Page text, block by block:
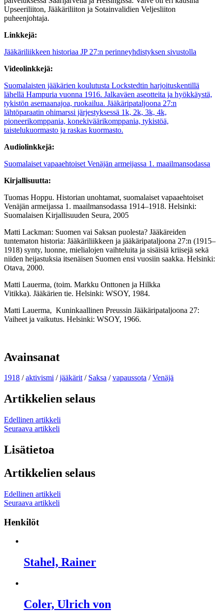
Upseeriliiton, Jääkäriliiton ja Sotainvalidien Veljesliiton
puheenjohtaja.
Linkkejä:
Jääkäriliikkeen historiaa JP 27:n perinneyhdistyksen sivustolla
Videolinkkejä:
Suomalaisten jääkärien koulutusta Lockstedtin harjoituskentillä
lähellä Hampuria vuonna 1916. Jalkaväen aseotteita ja hyökkäystä,
tykistön asemaanajoa, ruokailua. Jääkäripataljoona 27:n
lähtöparaatin ohimarssi järjestyksessä 1k, 2k, 3k, 4k,
pioneerikomppania, konekiväärikomppania, tykistöä,
taistelukuormasto ja raskas kuormasto.
Audiolinkkejä:
Suomalaiset vapaaehtoiset Venäjän armeijassa 1. maailmansodassa
Kirjallisuutta:
Tuomas Hoppu. Historian unohtamat, suomalaiset vapaaehtoiset
Venäjän armeijassa 1. maailmansodassa 1914–1918. Helsinki:
Suomalaisen Kirjallisuuden Seura, 2005
Matti Lackman: Suomen vai Saksan puolesta? Jääkäreiden
tuntematon historia: Jääkäriliikkeen ja jääkäripataljoona 27:n (1915–
1918) synty, luonne, mielialojen vaihteluita ja sisäisiä kriisejä sekä
niiden heijastuksia itsenäisen Suomen ensi vuosiin saakka. Helsinki:
Otava, 2000.
Matti Lauerma, (toim. Markku Onttonen ja Hilkka
Vitikka). Jääkärien tie. Helsinki: WSOY, 1984.
Matti Lauerma, Kuninkaallinen Preussin Jääkäripataljoona 27:
Vaiheet ja vaikutus. Helsinki: WSOY, 1966.
Avainsanat
1918 /aktivismi /jääkärit/ Saksa /vapaussota /Venäjä
Artikkelien selaus
Edellinen artikkeli
Seuraava artikkeli
Lisätietoa
Artikkelien selaus
Edellinen artikkeli
Seuraava artikkeli
Henkilöt
Stahel, Rainer
Coler, Ulrich von